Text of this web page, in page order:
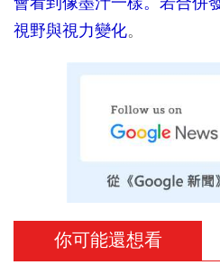
視野與視力變化。
你可能還想看